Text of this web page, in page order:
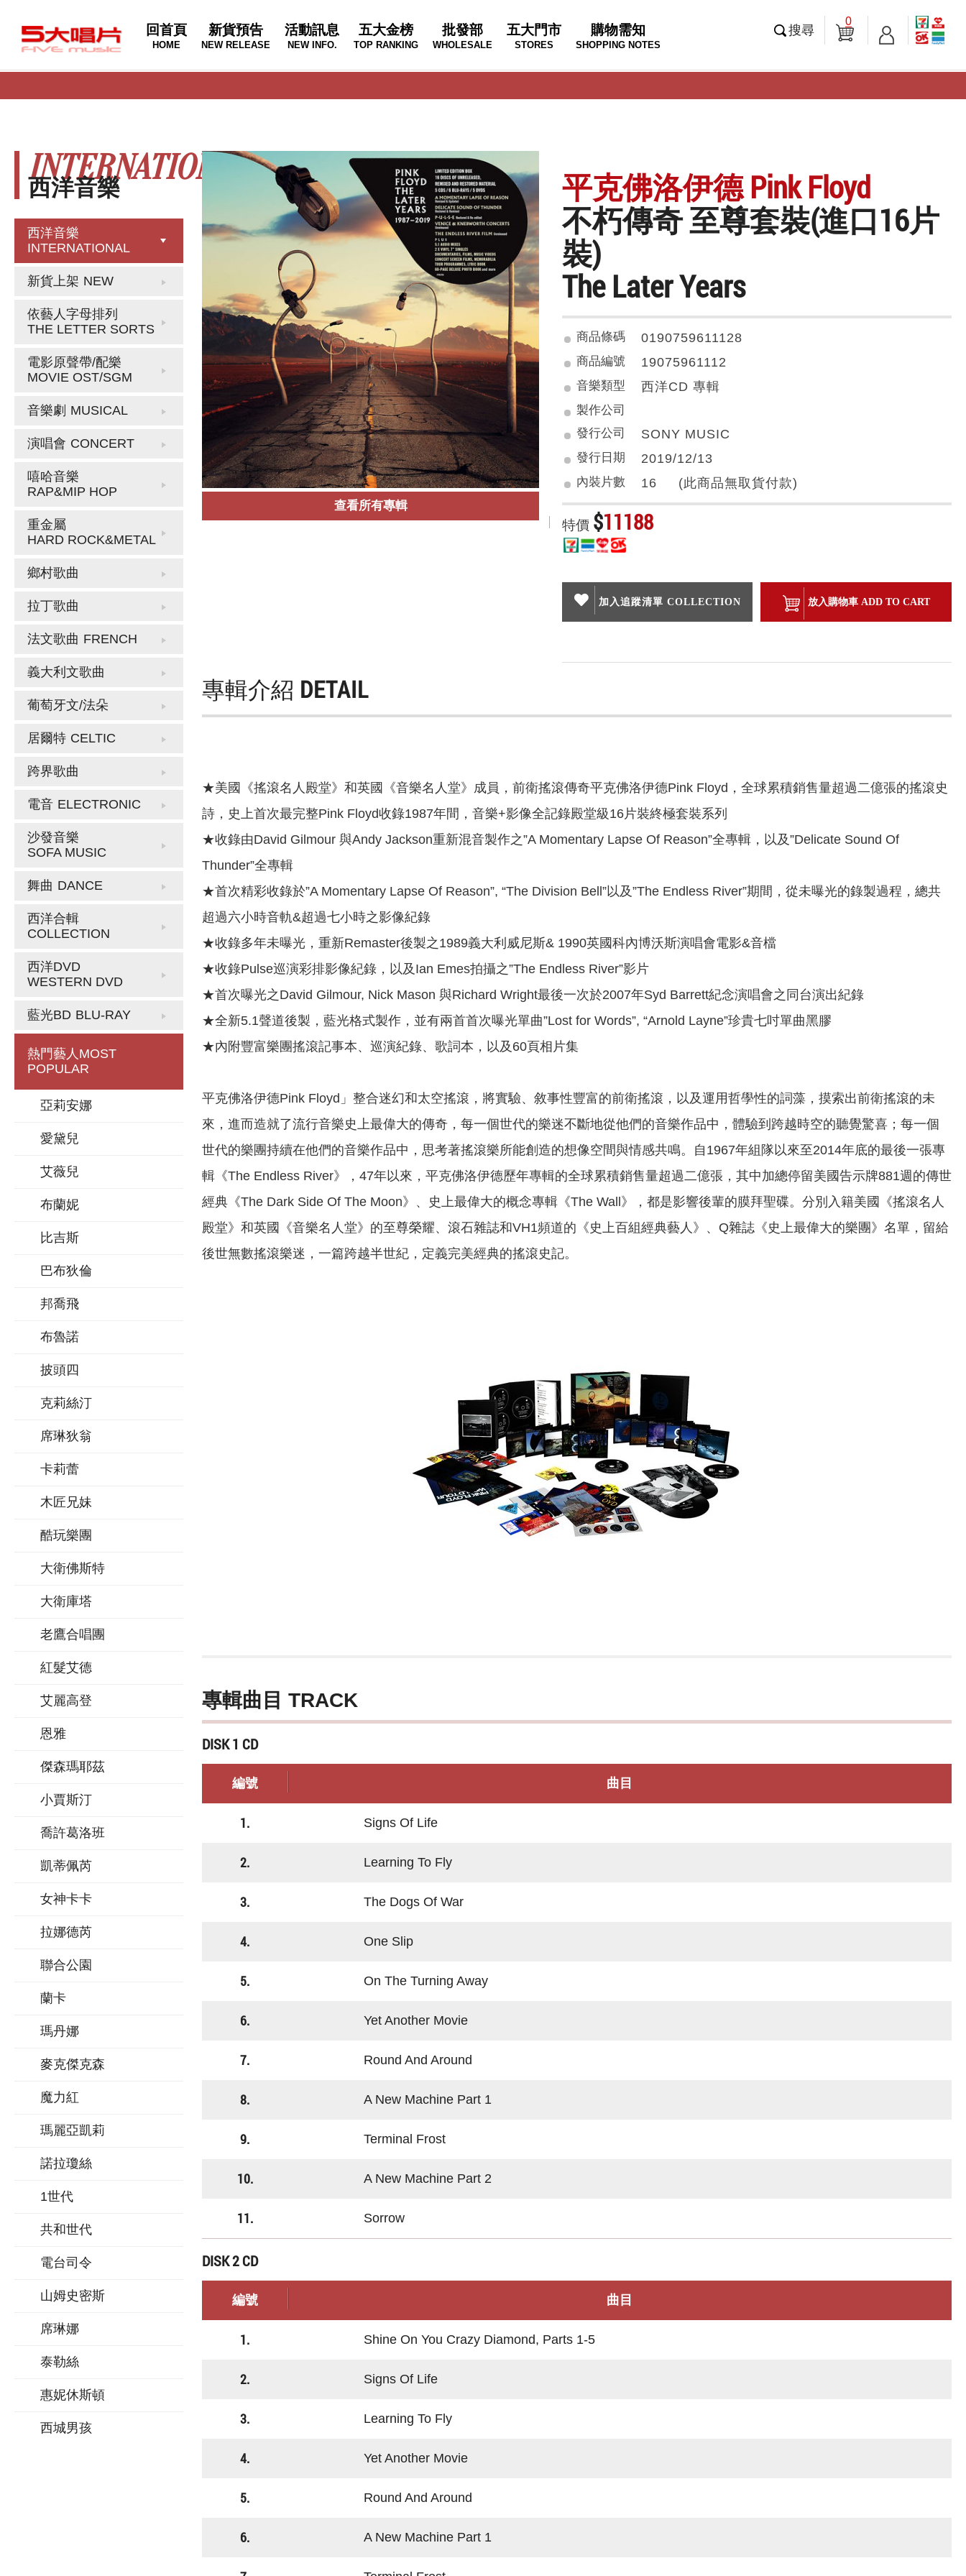
回首頁
HOME
新貨預告
NEW RELEASE
活動訊息
NEW INFO.
五大金榜
TOP RANKING
批發部
WHOLESALE
五大門市
STORES
購物需知
SHOPPING NOTES
搜尋
0
西洋音樂
INTERNATIONAL
西洋音樂
INTERNATIONAL
新貨上架 NEW
依藝人字母排列
THE LETTER SORTS
電影原聲帶/配樂
MOVIE OST/SGM
音樂劇 MUSICAL
演唱會 CONCERT
嘻哈音樂
RAP&MIP HOP
重金屬
HARD ROCK&METAL
鄉村歌曲
拉丁歌曲
法文歌曲 FRENCH
義大利文歌曲
葡萄牙文/法朵
居爾特 CELTIC
跨界歌曲
電音 ELECTRONIC
沙發音樂
SOFA MUSIC
舞曲 DANCE
西洋合輯
COLLECTION
西洋DVD
WESTERN DVD
藍光BD BLU-RAY
熱門藝人 MOST
POPULAR
亞莉安娜
愛黛兒
艾薇兒
布蘭妮
比吉斯
巴布狄倫
邦喬飛
布魯諾
披頭四
克莉絲汀
席琳狄翁
卡莉蕾
木匠兄妹
酷玩樂團
大衛佛斯特
大衛庫塔
老鷹合唱團
紅髮艾德
艾麗高登
恩雅
傑森瑪耶茲
小賈斯汀
喬許葛洛班
凱蒂佩芮
女神卡卡
拉娜德芮
聯合公園
蘭卡
瑪丹娜
麥克傑克森
魔力紅
瑪麗亞凱莉
諾拉瓊絲
1世代
共和世代
電台司令
山姆史密斯
席琳娜
泰勒絲
惠妮休斯頓
西城男孩
查看所有專輯
平克佛洛伊德 Pink Floyd
不朽傳奇 至尊套裝(進口16片
裝)
The Later Years
商品條碼 0190759611128
商品編號 19075961112
音樂類型 西洋CD 專輯
製作公司
發行公司
SONY MUSIC
發行日期 2019/12/13
內裝片數 16 (此商品無取貨付款)
特價 $11188
加入追蹤清單 COLLECTION 放入購物車 ADD TO CART
專輯介紹 DETAIL
★美國《搖滾名人殿堂》和英國《音樂名人堂》成員，前衛搖滾傳奇平克佛洛伊德Pink Floyd，全球累積銷售量超過二億張的搖滾史
詩，史上首次最完整Pink Floyd收錄1987年間，音樂+影像全記錄殿堂級16片裝終極套裝系列
★收錄由David Gilmour 與Andy Jackson重新混音製作之”A Momentary Lapse Of Reason”全專輯，以及”Delicate Sound Of
Thunder”全專輯
★首次精彩收錄於”A Momentary Lapse Of Reason”, “The Division Bell”以及”The Endless River”期間，從未曝光的錄製過程，總共
超過六小時音軌&超過七小時之影像紀錄
★收錄多年未曝光，重新Remaster後製之1989義大利威尼斯& 1990英國科內博沃斯演唱會電影&音檔
★收錄Pulse巡演彩排影像紀錄，以及Ian Emes拍攝之”The Endless River”影片
★首次曝光之David Gilmour, Nick Mason 與Richard Wright最後一次於2007年Syd Barrett紀念演唱會之同台演出紀錄
★全新5.1聲道後製，藍光格式製作，並有兩首首次曝光單曲”Lost for Words”, “Arnold Layne”珍貴七吋單曲黑膠
★內附豐富樂團搖滾記事本、巡演紀錄、歌詞本，以及60頁相片集
平克佛洛伊德Pink Floyd」整合迷幻和太空搖滾，將實驗、敘事性豐富的前衛搖滾，以及運用哲學性的詞藻，摸索出前衛搖滾的未
來，進而造就了流行音樂史上最偉大的傳奇，每一個世代的樂迷不斷地從他們的音樂作品中，體驗到跨越時空的聽覺驚喜；每一個
世代的樂團持續在他們的音樂作品中，思考著搖滾樂所能創造的想像空間與情感共鳴。自1967年組隊以來至2014年底的最後一張專
輯《The Endless River》，47年以來，平克佛洛伊德歷年專輯的全球累積銷售量超過二億張，其中加總停留美國告示牌881週的傳世
經典《The Dark Side Of The Moon》、史上最偉大的概念專輯《The Wall》，都是影響後輩的膜拜聖碟。分別入籍美國《搖滾名人
殿堂》和英國《音樂名人堂》的至尊榮耀、滾石雜誌和VH1頻道的《史上百組經典藝人》、Q雜誌《史上最偉大的樂團》名單，留給
後世無數搖滾樂迷，一篇跨越半世紀，定義完美經典的搖滾史記。
專輯曲目 TRACK
DISK 1 CD
編號 曲目
1. Signs Of Life
2. Learning To Fly
3. The Dogs Of War
4. One Slip
5. On The Turning Away
6. Yet Another Movie
7. Round And Around
8. A New Machine Part 1
9. Terminal Frost
10. A New Machine Part 2
11. Sorrow
DISK 2 CD
編號 曲目
1. Shine On You Crazy Diamond, Parts 1-5
2. Signs Of Life
3. Learning To Fly
4. Yet Another Movie
5. Round And Around
6. A New Machine Part 1